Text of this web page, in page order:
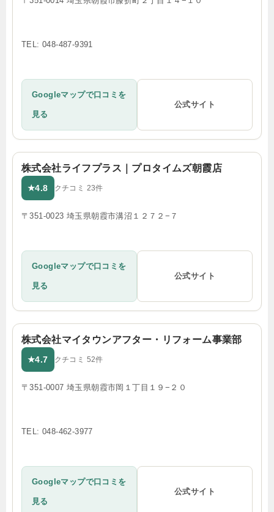
TEL: 048-487-9391
Googleマップで口コミを
見る
公式サイト
株式会社ライフプラス｜プロタイムズ朝霞店
★4.8 クチコミ 23件
〒351-0023 埼玉県朝霞市溝沼１２７２−７
Googleマップで口コミを
見る
公式サイト
株式会社マイタウンアフター・リフォーム事業部
★4.7 クチコミ 52件
〒351-0007 埼玉県朝霞市岡１丁目１９−２０
TEL: 048-462-3977
Googleマップで口コミを
見る
公式サイト